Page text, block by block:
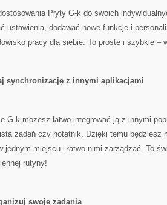
Płyty G-k do swoich​
ustawienia, dodawać ‌nowe funkcje ‍i
pracy dla siebie.‌ To proste i szybkie‌ –
synchronizację z innymi⁤ aplikacjami
G-k możesz łatwo integrować ją z innymi
‍zadań czy notatnik. ‌Dzięki temu⁤ będziesz
jednym miejscu‌ i ‌łatwo nimi‌ zarządzać. To
‌rutyny!
​swoje zadania